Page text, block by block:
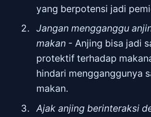
yang berpotensi jadi
Jangan mengganggu
makan - Anjing bisa jadi
protektif terhadap
hindari mengganggunya
makan.
Ajak anjing berinteraksi